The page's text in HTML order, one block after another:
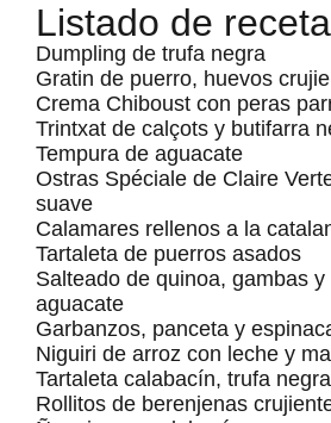
Listado de
Dumpling de trufa negra
Gratin de puerro, huevos
Crema Chiboust con peras
Trintxat de calçots y butifarra
Tempura de aguacate
Ostras Spéciale de Claire
suave
Calamares rellenos a la
Tartaleta de puerros asados
Salteado de quinoa, gambas
aguacate
Garbanzos, panceta y
Niguiri de arroz con leche y
Tartaleta calabacín, trufa negra
Rollitos de berenjenas